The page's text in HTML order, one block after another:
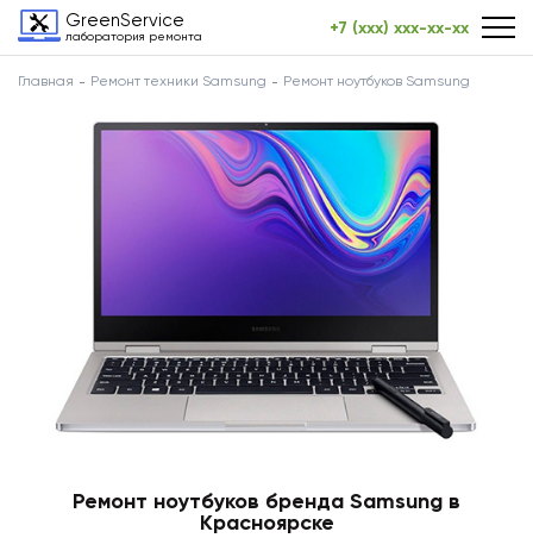
GreenService
лаборатория ремонта +7 (xxx) xxx-xx-xx
Главная Ремонт техники Samsung Ремонт ноутбуков Samsung
Ремонт ноутбуков бренда Samsung в
Красноярске